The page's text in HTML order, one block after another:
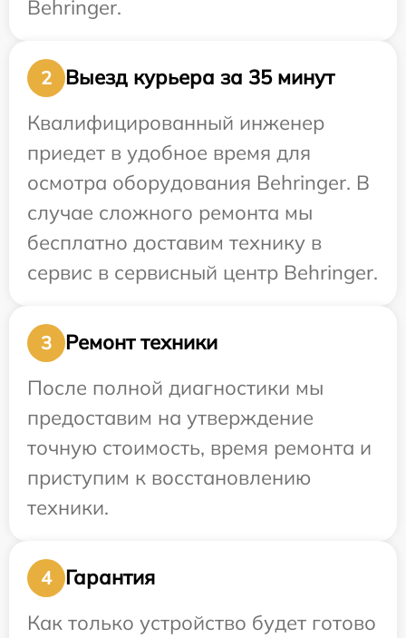
Behringer.
2
Выезд курьера за 35 минут
Квалифицированный инженер
приедет в удобное время для
осмотра оборудования Behringer. В
случае сложного ремонта мы
бесплатно доставим технику в
сервис в сервисный центр Behringer.
3
Ремонт техники
После полной диагностики мы
предоставим на утверждение
точную стоимость, время ремонта и
приступим к восстановлению
техники.
4
Гарантия
Как только устройство будет готово